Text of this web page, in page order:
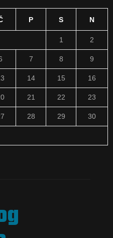
P S N
1 2
7 8 9
14 15 16
21 22 23
28 29 30